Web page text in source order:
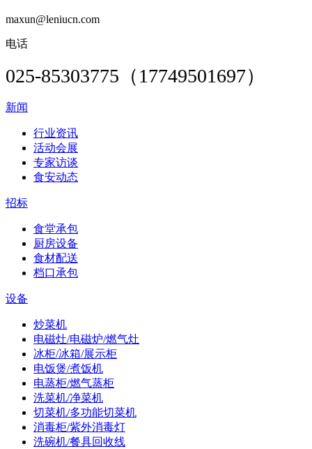
maxun@leniucn.com
电话
025-85303775（17749501697）
新闻
行业资讯
活动会展
专家访谈
食安动态
招标
食堂承包
厨房设备
食材配送
档口承包
设备
炒菜机
电磁灶/电磁炉/燃气灶
冰柜/冰箱/展示柜
电饭煲/煮饭机
电蒸柜/燃气蒸柜
洗菜机/净菜机
切菜机/多功能切菜机
消毒柜/紫外消毒灯
洗碗机/餐具回收线